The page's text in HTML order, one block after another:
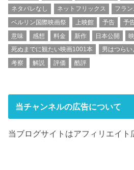
ネタバレなし
ネットフリックス フラン
ベルリン国際映画祭
上映館 予告 予
意味
感想 料金 新作 日本公開
死ぬまでに観たい映画1001本
男はつらい
考察
解説 評価 酷評
当チャンネルの広告について
当ブログサイトはアフィリエイト